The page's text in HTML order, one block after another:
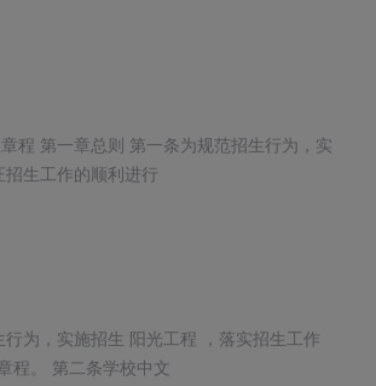
程 第一章总则 第一条为规范招生行为，实
生工作的顺利进行
为，实施招生 阳光工程 ，落实招生工作
程。 第二条学校中文